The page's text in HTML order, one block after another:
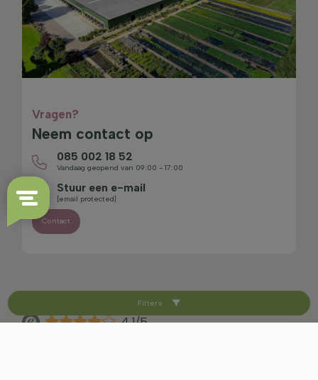
Filters
Vragen?
Neem contact op
085 002 18 52
Vandaag geopend van 09:00 - 17:00
Stuur een e-mail
[email protected]
Contact
4.1/5